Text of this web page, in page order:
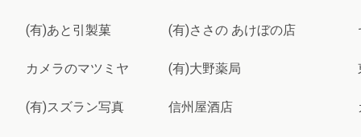
(有)あと引製菓 (有)ささの あけぼの店
カメラのマツミヤ (有)大野薬局
(有)スズラン写真 信州屋酒店